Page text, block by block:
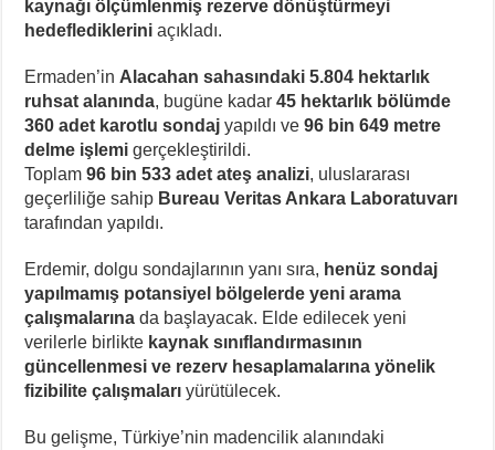
kaynağı ölçümlenmiş rezerve dönüştürmeyi
hedeflediklerini açıkladı.
Ermaden’in Alacahan sahasındaki 5.804 hektarlık
ruhsat alanında, bugüne kadar45 hektarlık bölümde
360 adet karotlu sondaj yapıldı ve96 bin 649 metre
delme işlemi gerçekleştirildi.
Toplam96 bin 533 adet ateş analizi, uluslararası
geçerliliğe sahip Bureau Veritas Ankara Laboratuvarı
tarafından yapıldı.
Erdemir, dolgu sondajlarının yanı sıra, henüz sondaj
yapılmamış potansiyel bölgelerde yeni arama
çalışmalarına da başlayacak. Elde edilecek yeni
verilerle birlikte kaynak sınıflandırmasının
güncellenmesi ve rezerv hesaplamalarına yönelik
fizibilite çalışmaları yürütülecek.
Bu gelişme, Türkiye’nin madencilik alanındaki